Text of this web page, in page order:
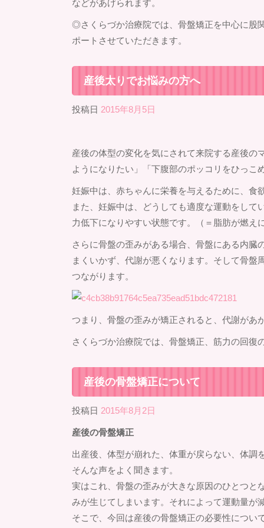
などがあげられます。
◎さくらづか治療院では、骨盤矯正を中心に股
ポートさせていただきます。
産後太りでお悩みの方へ
投稿日 2015年8月5日
産後の体型の変化を気にされて来院する産後の
ようになりたい」「下腹部のポッコリをひっこ
妊娠中は、赤ちゃんに栄養を与えるために、食
また、妊娠中は、どうしても適度な運動をし
力低下になりやすい状態です。（＝脂肪が燃え
さらに骨盤の歪みがある場合、骨盤にある内
まくいかず、代謝が悪くなります。そして骨
つながります。
つまり、骨盤の歪みが矯正されると、代謝があ
さくらづか治療院では、骨盤矯正、筋力の回復
産後の骨盤矯正について
投稿日 2015年8月2日
産後の骨盤矯正
出産後、体型が崩れた、体重が戻らない、体調
そんな声をよく聞きます。
実はこれ、骨盤の歪みが大きな原因のひとつと
みが生じてしまいます。それによって運動量が
そこで、今回は産後の骨盤矯正の必要性につい